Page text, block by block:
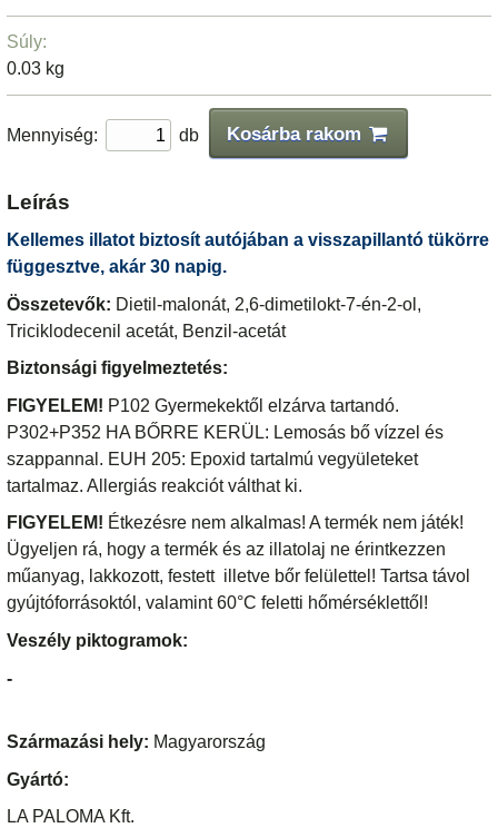
Súly:
0.03 kg
Mennyiség: db Kosárba rakom
Leírás
Kellemes illatot biztosít autójában a visszapillantó tükörre
függesztve, akár 30 napig.
Összetevők: Dietil-malonát, 2,6-dimetilokt-7-én-2-ol,
Triciklodecenil acetát, Benzil-acetát
Biztonsági figyelmeztetés:
FIGYELEM! P102 Gyermekektől elzárva tartandó.
P302+P352 HA BŐRRE KERÜL: Lemosás bő vízzel és
szappannal. EUH 205: Epoxid tartalmú vegyületeket
tartalmaz. Allergiás reakciót válthat ki.
FIGYELEM! Étkezésre nem alkalmas! A termék nem játék!
Ügyeljen rá, hogy a termék és az illatolaj ne érintkezzen
műanyag, lakkozott, festett illetve bőr felülettel! Tartsa távol
gyújtóforrásoktól, valamint 60°C feletti hőmérséklettől!
Veszély piktogramok:
-
Származási hely: Magyarország
Gyártó:
LA PALOMA Kft.